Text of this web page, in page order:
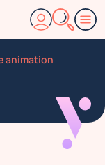
animation